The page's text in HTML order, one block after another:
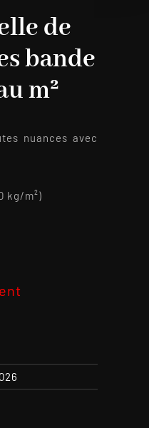
de
bande
m²
nuances avec
kg/m²)